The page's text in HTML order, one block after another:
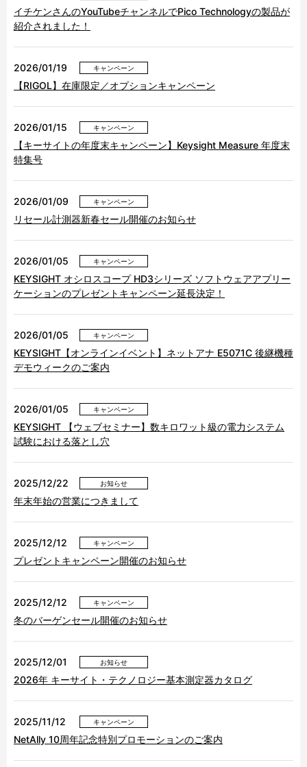
イチケンさんのYouTubeチャンネルでPico Technologyの製品が
紹介されました！
2026/01/19 キャンペーン
【RIGOL】在庫限定／オプションキャンペーン
2026/01/15 キャンペーン
【キーサイトの年度末キャンペーン】Keysight Measure 年度末
特集号
2026/01/09 キャンペーン
リセール計測器新春セール開催のお知らせ
2026/01/05 キャンペーン
KEYSIGHT オシロスコープ HD3シリーズ ソフトウェアアプリー
ケーションのプレゼントキャンペーン延長決定！
2026/01/05 キャンペーン
KEYSIGHT【オンラインイベント】ネットアナ E5071C 後継機種
デモウィークのご案内
2026/01/05 キャンペーン
KEYSIGHT 【ウェブセミナー】数キロワット級の電力システム
試験における落とし穴
2025/12/22 お知らせ
年末年始の営業につきまして
2025/12/12 キャンペーン
プレゼントキャンペーン開催のお知らせ
2025/12/12 キャンペーン
冬のバーゲンセール開催のお知らせ
2025/12/01 お知らせ
2026年 キーサイト・テクノロジー基本測定器カタログ
2025/11/12 キャンペーン
NetAlly 10周年記念特別プロモーションのご案内